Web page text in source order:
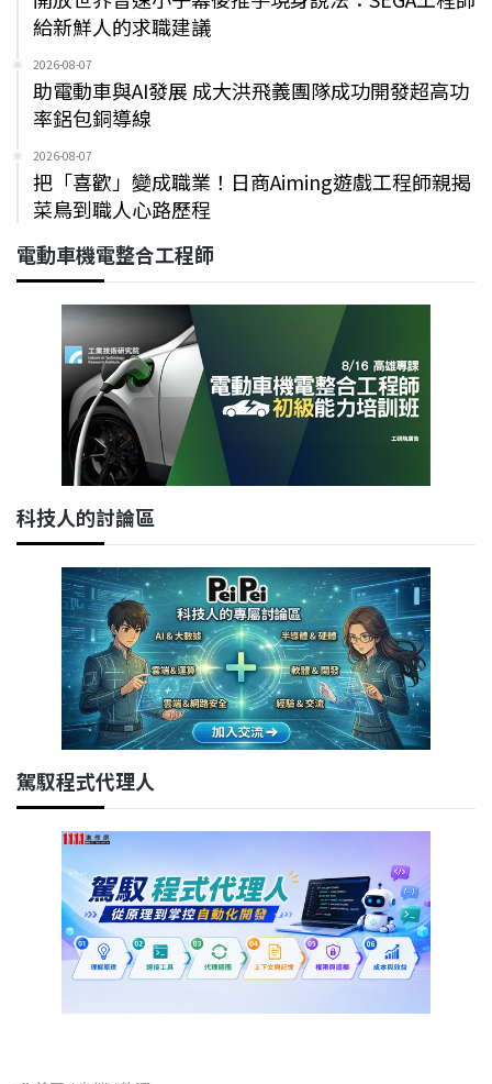
給新鮮人的求職建議
2026-08-07
助電動車與AI發展 成大洪飛義團隊成功開發超高功
率鋁包銅導線
2026-08-07
把「喜歡」變成職業！日商Aiming遊戲工程師親揭
菜鳥到職人心路歷程
電動車機電整合工程師
科技人的討論區
駕馭程式代理人